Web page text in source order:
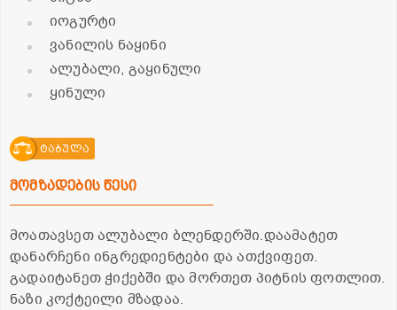
იოგურტი
ვანილის ნაყინი
ალუბალი, გაყინული
ყინული
ტაბულა
მომზადების წესი
მოათავსეთ ალუბალი ბლენდერში.დაამატეთ
დანარჩენი ინგრედიენტები და ათქვიფეთ.
გადაიტანეთ ჭიქებში და მორთეთ პიტნის ფოთლით.
ნაზი კოქტეილი მზადაა.